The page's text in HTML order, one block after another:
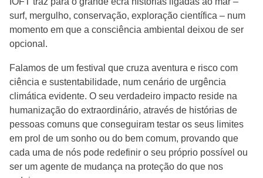
surf, mergulho, conservação, exploração científica – num
momento em que a consciência ambiental deixou de ser
opcional.
Falamos de um festival que cruza aventura e risco com
ciência e sustentabilidade, num cenário de urgência
climática evidente. O seu verdadeiro impacto reside na
humanização do extraordinário, através de histórias de
pessoas comuns que conseguiram testar os seus limites
em prol de um sonho ou do bem comum, provando que
cada uma de nós pode redefinir o seu próprio possível ou
ser um agente de mudança na proteção do que nos